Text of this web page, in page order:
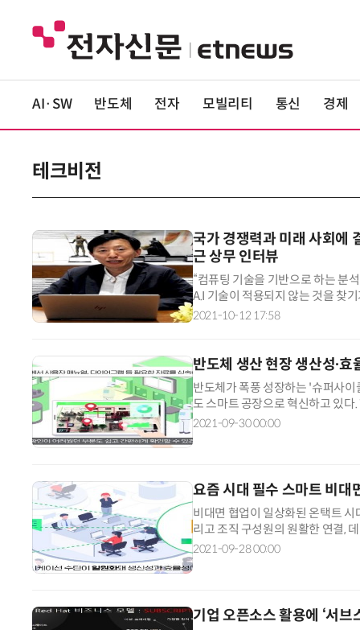
AI·SW 반도체 전자 모빌리티 통신 경제
테크비전
국가 경쟁력과 미래 사회에
근 상무 인터뷰
“컴퓨팅 기술을 기반으로 하는 분
A.I 기술이 적용되지 않는 것을 찾
신적으로
2021-10-12 17:58
반도체 생산 현장 생산성∙
반도체가 폭풍 성장하는 '슈퍼사
도 스마트 공장으로 혁신하고 있
이터의 분석을 기반으로 전체적인
2021-09-30 00:00
요즘 시대 필수 스마트 비대
비대면 협업이 일상화된 온택트
리고 조직 구성원의 원활한 연결,
에 꼭 필요한 스마트한 비대면 협
2021-09-28 00:00
기업 오픈소스 활용에 ‘서브